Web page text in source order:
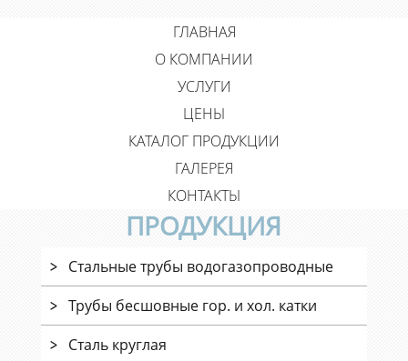
ГЛАВНАЯ
О КОМПАНИИ
УСЛУГИ
ЦЕНЫ
КАТАЛОГ ПРОДУКЦИИ
ГАЛЕРЕЯ
КОНТАКТЫ
ПРОДУКЦИЯ
Стальные трубы водогазопроводные
Трубы бесшовные гор. и хол. катки
Сталь круглая